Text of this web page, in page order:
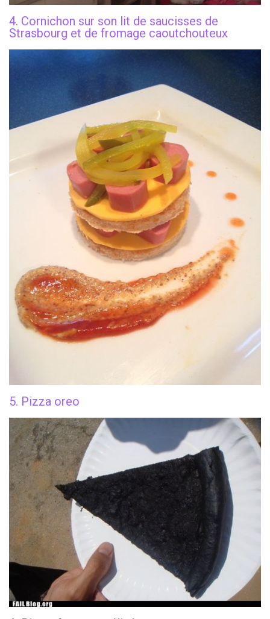
4. Cornichon sur son lit de saucisses de
Strasbourg et de fromage caoutchouteux
5. Pizza oreo